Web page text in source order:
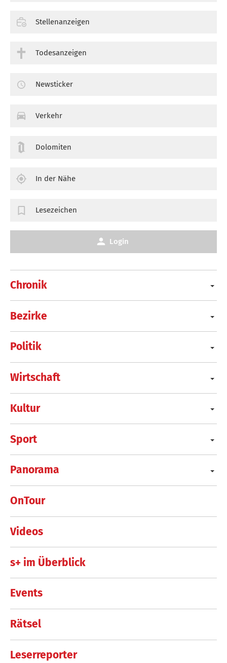
Chronik
Bezirke
Politik
Wirtschaft
Kultur
Sport
Panorama
OnTour
Videos
s+ im Überblick
Events
Rätsel
Leserreporter
Stellenanzeigen
Todesanzeigen
Newsticker
Verkehr
Dolomiten
In der Nähe
Lesezeichen
Login